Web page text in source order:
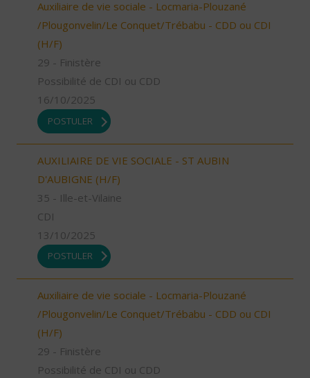
Auxiliaire de vie sociale - Locmaria-Plouzané
/Plougonvelin/Le Conquet/Trébabu - CDD ou CDI
(H/F)
29 - Finistère
Possibilité de CDI ou CDD
16/10/2025
POSTULER
AUXILIAIRE DE VIE SOCIALE - ST AUBIN
D'AUBIGNE (H/F)
35 - Ille-et-Vilaine
CDI
13/10/2025
POSTULER
Auxiliaire de vie sociale - Locmaria-Plouzané
/Plougonvelin/Le Conquet/Trébabu - CDD ou CDI
(H/F)
29 - Finistère
Possibilité de CDI ou CDD